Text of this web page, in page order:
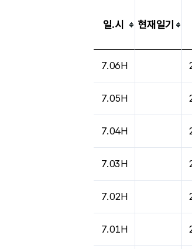
일.시 현재일기
7.06H
7.05H
7.04H
7.03H
7.02H
7.01H